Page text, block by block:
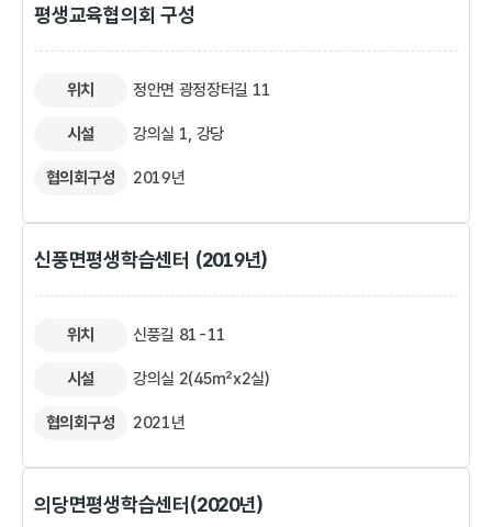
평생교육협의회 구성
위치 정안면 광정장터길 11
시설 강의실 1, 강당
협의회구성 2019년
신풍면평생학습센터 (2019년)
위치 신풍길 81-11
시설 강의실 2(45㎡x2실)
협의회구성 2021년
의당면평생학습센터(2020년)